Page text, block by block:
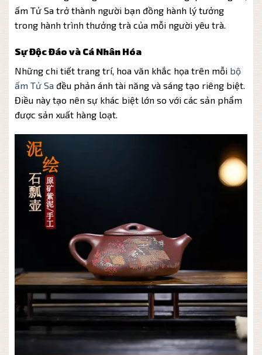
ấm Tử Sa trở thành người bạn đồng hành lý tưởng
trong hành trình thưởng trà của mỗi người yêu trà.
Sự Độc Đáo và Cá Nhân Hóa
Những chi tiết trang trí, hoa văn khắc họa trên mỗi bộ
ấm Tử Sa đều phản ánh tài năng và sáng tạo riêng biệt.
Điều này tạo nên sự khác biệt lớn so với các sản phẩm
được sản xuất hàng loạt.